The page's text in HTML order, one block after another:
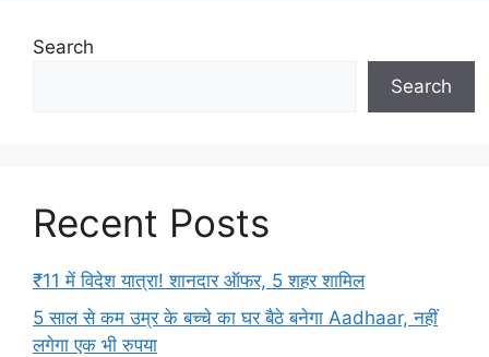
Search
Search
Recent Posts
₹11 में विदेश यात्रा! शानदार ऑफर, 5 शहर शामिल
5 साल से कम उम्र के बच्चे का घर बैठे बनेगा Aadhaar, नहीं
लगेगा एक भी रुपया